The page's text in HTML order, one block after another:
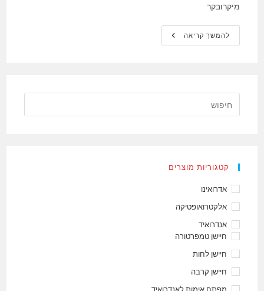
מיקרובקר
להמשך קריאהביגוד
אלקטרוני
קטגוריות מוצרים
אדרואינו
אלקטרואופטיקה
אנדרואיד
חיישן טמפרטורה
חיישן לחות
חיישן קרבה